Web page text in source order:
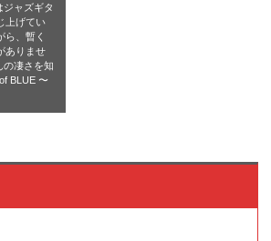
ジャズギタ
上げてい
ら、暫く
ありませ
の凄さを知
BLUE 〜